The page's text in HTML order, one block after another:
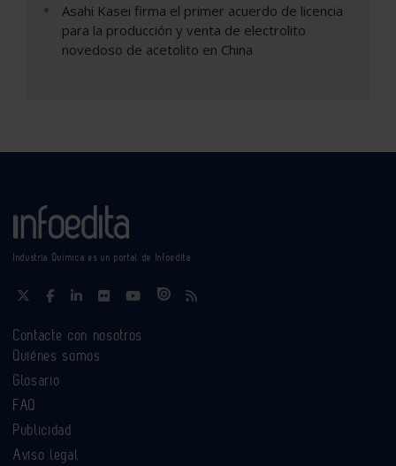
Asahi Kasei firma el primer acuerdo de licencia
para la producción y venta de electrolito
novedoso de acetolito en China
Industria Química es un portal de Infoedita
Contacte con nosotros
Quiénes somos
Glosario
FAQ
Publicidad
Aviso legal